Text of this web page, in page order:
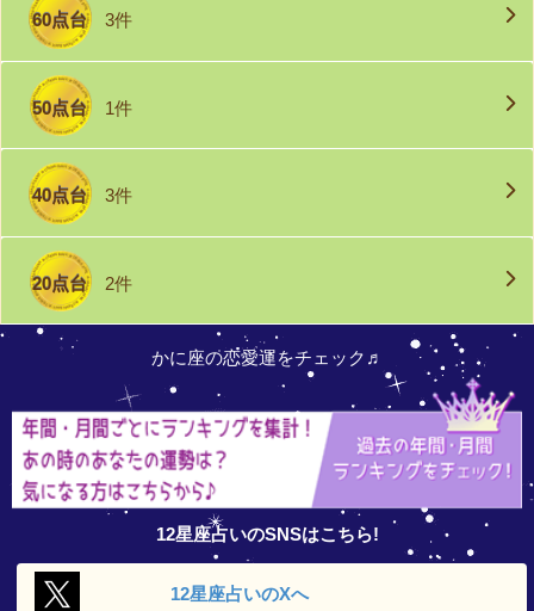
60点台 3件
50点台 1件
40点台 3件
20点台 2件
かに座の恋愛運をチェック♬
12星座占いのSNSはこちら!
12星座占いのXへ